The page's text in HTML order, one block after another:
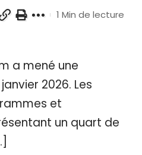
1 Min de lecture
a mené une
2026. Les
et
un quart de